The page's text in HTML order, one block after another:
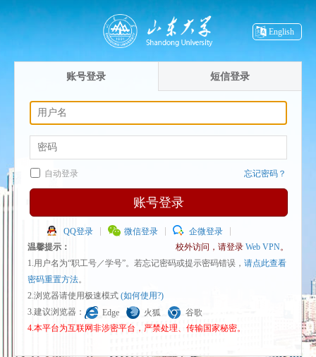
English
账号登录 短信登录
自动登录 忘记密码？
账号登录
QQ登录 微信登录
企微登录
温馨提示：
校外访问，请登录 Web VPN。
1.用户名为“职工号／学号”。若忘记密码或提示密码错误， 请点此查看
密码重置方法。
2.浏览器请使用极速模式 (如何使用?)
3.建议浏览器：
Edge 火狐
谷歌
4.本平台为互联网非涉密平台，严禁处理、传输国家秘密。